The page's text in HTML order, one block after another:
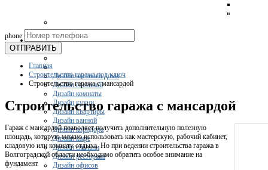
Дизайн
Дизайн частного дома
Дизайн гостиной
Дизайн комнаты
Дизайн кухни
Дизайн квартиры
Дизайн ванной
Дизайн коридора
Дизайн кафе
Дизайн спальни
Дизайн ресторана
Дизайн офисов
phone
ОТПРАВИТЬ
Главная
Строительство гаража под ключ
Строительство гаража с мансардой
Строительство гаража с мансардой
Гараж с мансардой позволяет получить дополнительную полезную
площадь, которую можно использовать как мастерскую, рабочий кабинет,
кладовую или комнату отдыха. Но при ведении строительства гаража в
Волгоградской области необходимо обратить особое внимание на
фундамент.